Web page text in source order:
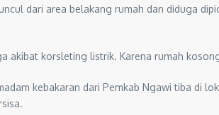
dari area belakang rumah dan diduga
akibat korsleting listrik. Karena rumah
kebakaran dari Pemkab Ngawi tiba di